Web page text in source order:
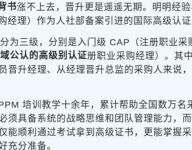
涨不上去，晋升更是遥遥无期。明明经
书
经理）作为人社部备案引进的国际高级认
为三级，分别是入门级 CAP（注册职业
册职业采购经理）。其中
公认的高级别认证
晋升经理、从经理晋升总监的采购人来说
培训教学十余年，累计帮助全国数万
须具备系统的战略思维和团队管理能力，
能顺利通过考试拿到高级证书，更能掌握
充分准备。